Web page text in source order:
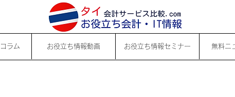
ラム お役立ち情報動画 お役立ち情報セミナー 無料ニ